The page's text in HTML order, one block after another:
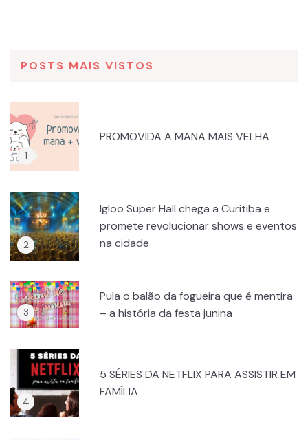
POSTS MAIS VISTOS
PROMOVIDA A MANA MAIS VELHA
Igloo Super Hall chega a Curitiba e
promete revolucionar shows e eventos
na cidade
Pula o balão da fogueira que é mentira
– a história da festa junina
5 SÉRIES DA NETFLIX PARA ASSISTIR EM
FAMÍLIA